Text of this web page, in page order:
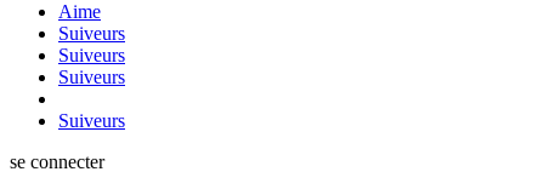
Aime
Suiveurs
Suiveurs
Suiveurs
Suiveurs
se connecter